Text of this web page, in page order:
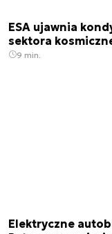
ESA ujawnia
sektora
9 min.
Elektryczne